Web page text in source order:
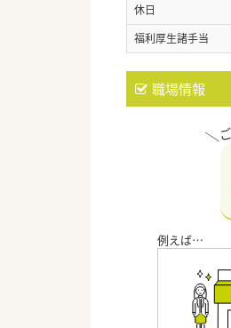
休日
福利厚生諸手当
職場情報